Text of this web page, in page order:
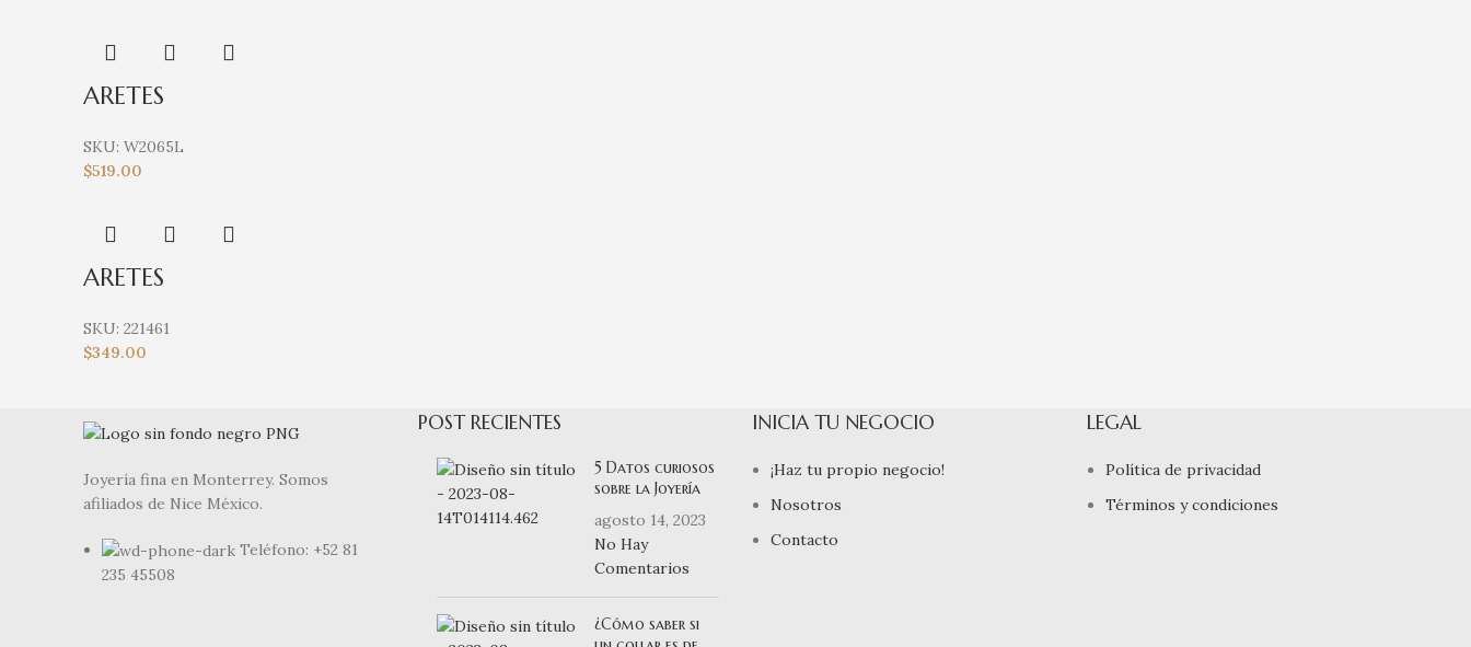
ARETES
SKU: W2065L
$519.00
ARETES
SKU: 221461
$349.00
Joyería fina en Monterrey. Somos
afiliados de Nice México.
Teléfono: +52 81
235 45508
POST RECIENTES
5 Datos curiosos
sobre la Joyería
agosto 14, 2023
No Hay
Comentarios
¿Cómo saber si
INICIA TU NEGOCIO
¡Haz tu propio negocio!
Nosotros
Contacto
LEGAL
Política de privacidad
Términos y condiciones